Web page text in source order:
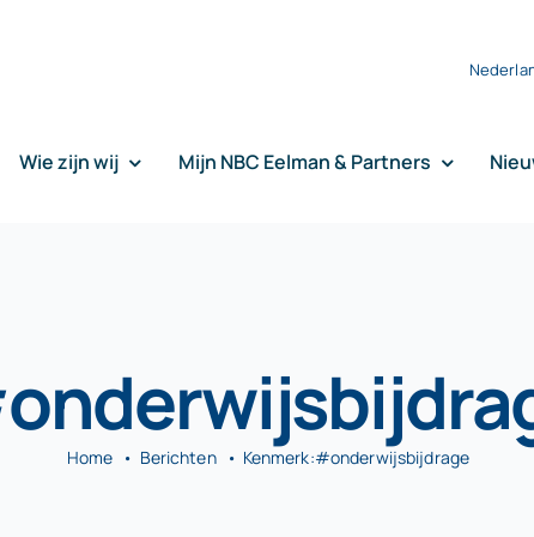
Wie zijn wij Mijn NBC Eelman & Partners
Home Berichten Kenmerk:#onderwijsbijdrage